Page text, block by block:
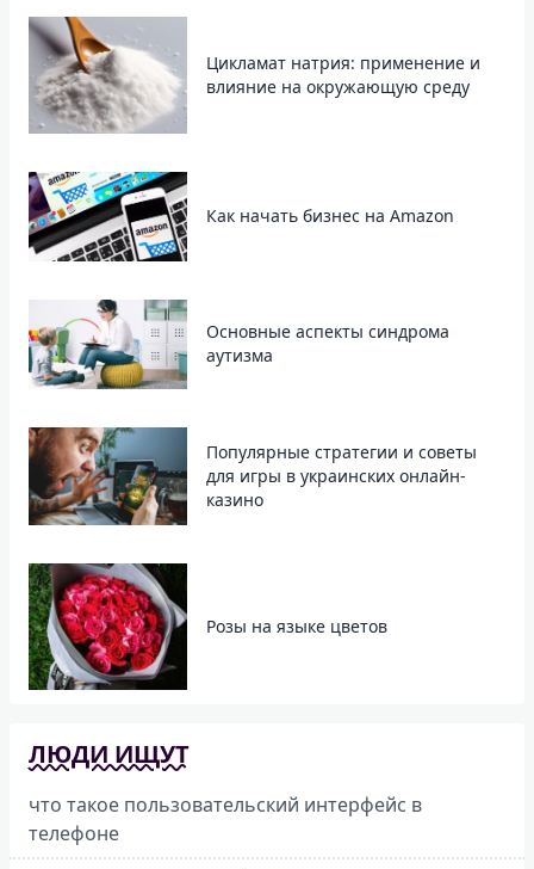
Цикламат натрия: применение и
влияние на окружающую среду
Как начать бизнес на Amazon
Основные аспекты синдрома
аутизма
Популярные стратегии и советы
для игры в украинских онлайн-
казино
Розы на языке цветов
ЛЮДИ ИЩУТ
что такое пользовательский интерфейс в
телефоне